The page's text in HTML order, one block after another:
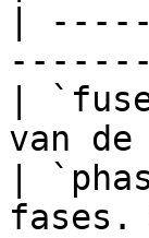
|
|
van
|